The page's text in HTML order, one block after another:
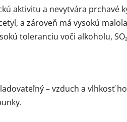
aktivitu a nevytvára prchavé
a zároveň má vysokú
toleranciu voči alkoholu,
– vzduch a vlhkosť